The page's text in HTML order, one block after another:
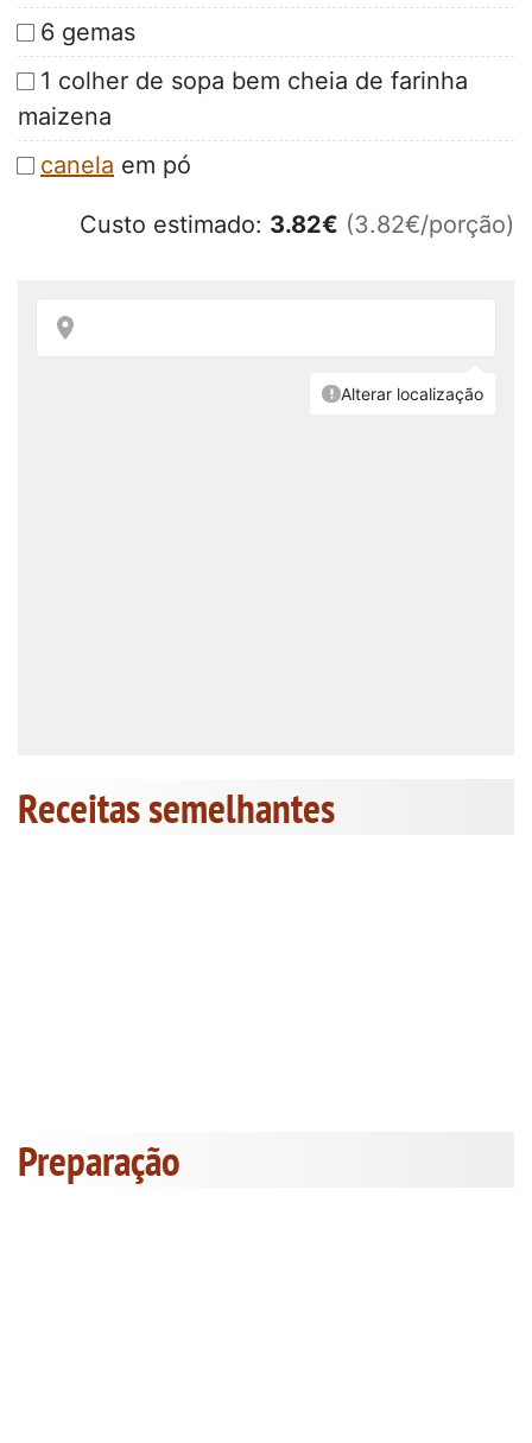
6 gemas
1 colher de sopa bem cheia de farinha
maizena
canela em pó
Custo estimado: 3.82€ (3.82€/porção)
Receitas semelhantes
Preparação